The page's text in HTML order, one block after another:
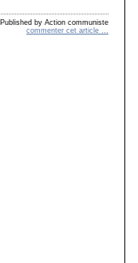
Published by Action communiste
commenter cet article …